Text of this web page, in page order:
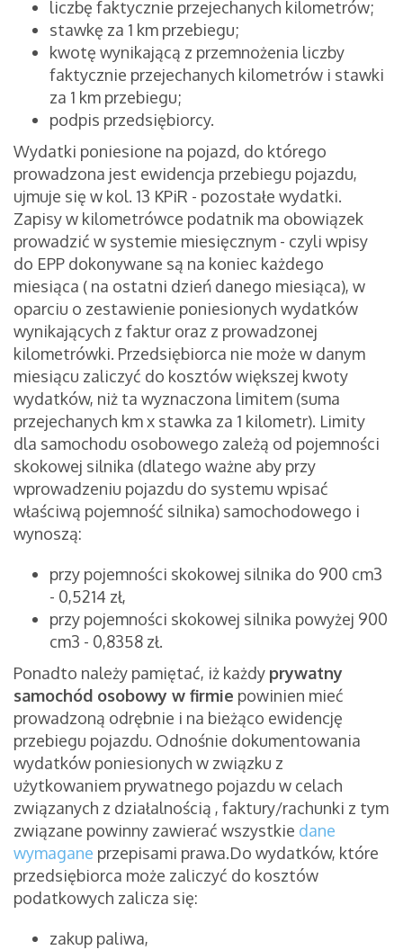
liczbę faktycznie przejechanych kilometrów;
stawkę za 1 km przebiegu;
kwotę wynikającą z przemnożenia liczby
faktycznie przejechanych kilometrów i stawki
za 1 km przebiegu;
podpis przedsiębiorcy.
Wydatki poniesione na pojazd, do którego
prowadzona jest ewidencja przebiegu pojazdu,
ujmuje się w kol. 13 KPiR - pozostałe wydatki.
Zapisy w kilometrówce podatnik ma obowiązek
prowadzić w systemie miesięcznym - czyli wpisy
do EPP dokonywane są na koniec każdego
miesiąca ( na ostatni dzień danego miesiąca), w
oparciu o zestawienie poniesionych wydatków
wynikających z faktur oraz z prowadzonej
kilometrówki. Przedsiębiorca nie może w danym
miesiącu zaliczyć do kosztów większej kwoty
wydatków, niż ta wyznaczona limitem (suma
przejechanych km x stawka za 1 kilometr). Limity
dla samochodu osobowego zależą od pojemności
skokowej silnika (dlatego ważne aby przy
wprowadzeniu pojazdu do systemu wpisać
właściwą pojemność silnika) samochodowego i
wynoszą:
przy pojemności skokowej silnika do 900 cm3
- 0,5214 zł,
przy pojemności skokowej silnika powyżej 900
cm3 - 0,8358 zł.
Ponadto należy pamiętać, iż każdy prywatny
samochód osobowy w firmie powinien mieć
prowadzoną odrębnie i na bieżąco ewidencję
przebiegu pojazdu. Odnośnie dokumentowania
wydatków poniesionych w związku z
użytkowaniem prywatnego pojazdu w celach
związanych z działalnością , faktury/rachunki z tym
związane powinny zawierać wszystkie dane
wymagane przepisami prawa.Do wydatków, które
przedsiębiorca może zaliczyć do kosztów
podatkowych zalicza się:
zakup paliwa,